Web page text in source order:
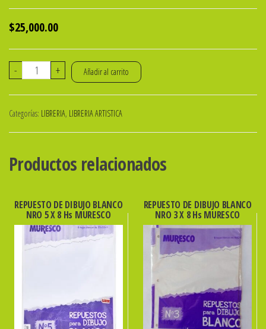
$25,000.00
-
PERFORADORA
COLLAR
38mm
ibicraft
655787
cantidad
+ Añadir al carrito
Categorías: LIBRERIA, LIBRERIA ARTISTICA
Productos relacionados
REPUESTO DE DIBUJO BLANCO
NRO 5 X 8 Hs MURESCO
REPUESTO DE DIBUJO BLANCO
NRO 3 X 8 Hs MURESCO